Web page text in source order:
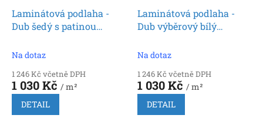
Laminátová podlaha -
Dub šedý s patinou
Na dotaz
1 246 Kč včetně DPH
1 030 Kč / m²
DETAIL
Laminátová podlaha -
Dub výběrový bílý
Na dotaz
1 246 Kč včetně DPH
1 030 Kč / m²
DETAIL